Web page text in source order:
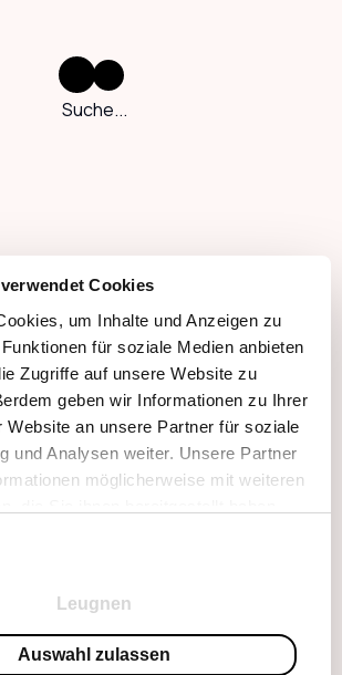
Cookies
um Inhalte und Anzeigen zu
für soziale Medien anbieten
Zugriffe auf unsere Website zu
geben wir Informationen zu Ihrer
Website an unsere Partner für soziale
und Analysen weiter. Unsere Partner
möglicherweise mit weiteren
Auswahl zulassen
Leugnen
Suche...